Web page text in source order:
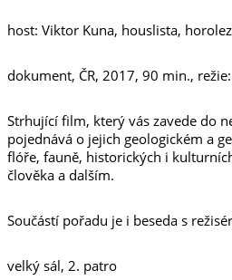
host: Viktor Kuna, houslista,
dokument, ČR, 2017, 90 min.,
Strhující film, který vás zavede do
pojednává o jejich geologickém a
flóře, fauně, historických i
člověka a dalším.
Součástí pořadu je i beseda s
velký sál, 2. patro